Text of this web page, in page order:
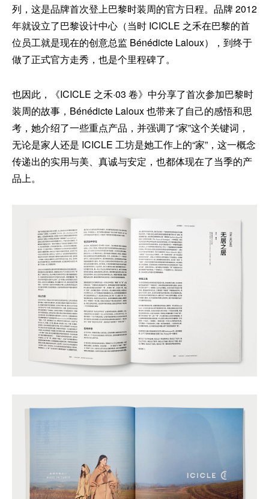
列，这是品牌首次登上巴黎时装周的官方日程。品牌 2012
年就设立了巴黎设计中心（当时 ICICLE 之禾在巴黎的首
位员工就是现在的创意总监 Bénédicte Laloux），到终于
做了正式官方走秀，也是个里程碑了。
也因此，《ICICLE 之禾·03 卷》中分享了首次参加巴黎时
装周的故事，Bénédicte Laloux 也带来了自己的感悟和思
考，她介绍了一些重点产品，并强调了“家”这个关键词，
无论是家人还是 ICICLE 工坊是她工作上的“家”，这一概念
传递出的实用与美、真诚与安定，也都体现在了当季的产
品上。